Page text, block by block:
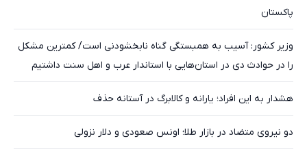
پاکستان
وزیر کشور:‌ آسیب به همبستگی گناه نابخشودنی است/ کمترین مشکل
را در حوادث دی در استان‌هایی با استاندار عرب و اهل سنت داشتیم
هشدار به این افراد؛ یارانه و کالابرگ در آستانه حذف
دو نیروی متضاد در بازار طلا؛ اونس صعودی و دلار نزولی